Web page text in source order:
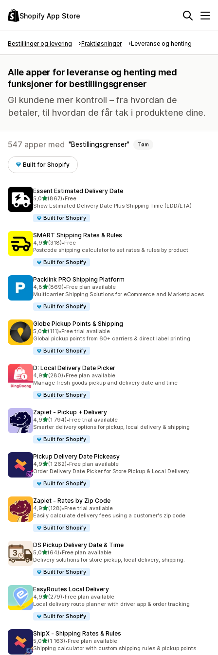
Shopify App Store
Bestillinger og levering Fraktløsninger Leveranse og henting
Alle apper for leveranse og henting med
funksjoner for bestillingsgrenser
Gi kundene mer kontroll – fra hvordan de
betaler, til hvordan de får tak i produktene dine.
547 apper med Bestillingsgrenser Tøm
Built for Shopify
Essent Estimated Delivery Date
5,0av 5 stjerner
(867)
Totalt 867 omtaler
•Free
Show Estimated Delivery Date Plus Shipping Time (EDD/ETA)
Built for Shopify
SMART Shipping Rates & Rules
4,9av 5 stjerner
(318)
Totalt 318 omtaler
•Free
Postcode shipping calculator to set rates & rules by product
Built for Shopify
Packlink PRO Shipping Platform
4,8av 5 stjerner
(869)
Totalt 869 omtaler
•Free plan available
Multicarrier Shipping Solutions for eCommerce and Marketplaces
Built for Shopify
Globe Pickup Points & Shipping
5,0av 5 stjerner
(111)
Totalt 111 omtaler
•Free trial available
Global pickup points from 60+ carriers & direct label printing
Built for Shopify
D: Local Delivery Date Picker
4,9av 5 stjerner
(280)
Totalt 280 omtaler
•Free plan available
Manage fresh goods pickup and delivery date and time
Built for Shopify
Zapiet ‑ Pickup + Delivery
4,9av 5 stjerner
(1 794)
Totalt 1794 omtaler
•Free trial available
Smarter delivery options for pickup, local delivery & shipping
Built for Shopify
Pickup Delivery Date Pickeasy
4,9av 5 stjerner
(1 262)
Totalt 1262 omtaler
•Free plan available
Order Delivery Date Picker for Store Pickup & Local Delivery.
Built for Shopify
Zapiet ‑ Rates by Zip Code
4,9av 5 stjerner
(128)
Totalt 128 omtaler
•Free trial available
Easily calculate delivery fees using a customer's zip code
Built for Shopify
DS Pickup Delivery Date & Time
5,0av 5 stjerner
(64)
Totalt 64 omtaler
•Free plan available
Delivery solutions for store pickup, local delivery, shipping.
Built for Shopify
EasyRoutes Local Delivery
4,9av 5 stjerner
(279)
Totalt 279 omtaler
•Free plan available
Local delivery route planner with driver app & order tracking
Built for Shopify
ShipX ‑ Shipping Rates & Rules
5,0av 5 stjerner
(1 163)
Totalt 1163 omtaler
•Free plan available
Shipping calculator with custom shipping rules & pickup points